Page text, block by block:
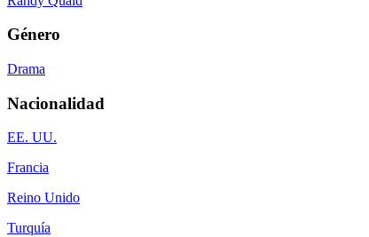
Género
Drama
Nacionalidad
EE. UU.
Francia
Reino Unido
Turquía